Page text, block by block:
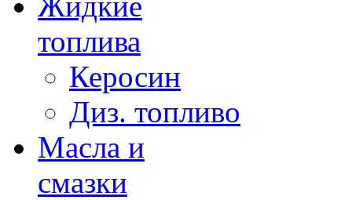
топлива
Керосин
Диз. топливо
Масла и
смазки